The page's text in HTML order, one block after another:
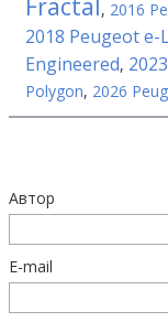
Fractal, 2016
2018 Peugeot e-
Engineered,
Polygon, 2026
Автор
E-mail